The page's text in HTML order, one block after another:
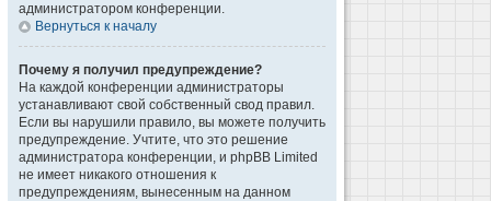
администратором конференции.
Вернуться к началу
Почему я получил предупреждение?
На каждой конференции администраторы
устанавливают свой собственный свод правил.
Если вы нарушили правило, вы можете получить
предупреждение. Учтите, что это решение
администратора конференции, и phpBB Limited
не имеет никакого отношения к
предупреждениям, вынесенным на данном